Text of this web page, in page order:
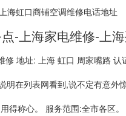
海虹口商铺空调维修电话地址
-上海家电维修-上
地址: 上海 虹口 周家嘴路
明在列表网看到,说不定有意外
得称心。 服务范围:全市各区